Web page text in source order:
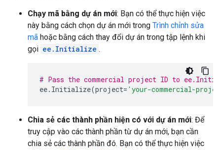
Chạy mã bằng dự án mới: Bạn có thể thực hiện việc
này bằng cách chọn dự án mới trong Trình chỉnh sửa
mã hoặc bằng cách thay đổi dự án trong tập lệnh khi
gọi ee.Initialize .
# Pass the commercial project ID to
ee. Initialize(project= 'your-commercial-
Chia sẻ các thành phần hiện có với dự án mới: Để
truy cập vào các thành phần từ dự án mới, bạn cần
chia sẻ các thành phần đó. Bạn có thể thực hiện việc